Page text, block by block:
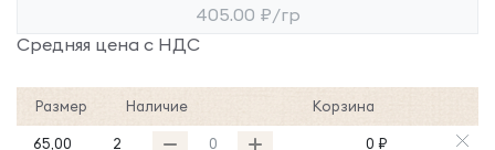
405.00 ₽/гр
Средняя цена с НДС
Размер Наличие Корзина
65,00 2 0 ₽